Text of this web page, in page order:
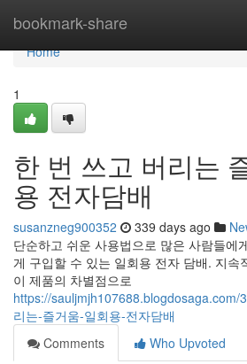
bookmark-share
Home
Home
1
한 번 쓰고 버리는
용 전자담배
susanzneg900352 339 days ago
단순하고 쉬운 사용법으로 많은 사람들에
게 구입할 수 있는 일회용 전자 담배. 지속
이 제품의 차별점으로
https://sauljmjh107688.blogdosaga.com/
리는-즐거움-일회용-전자담배
Comments
Who Upvoted